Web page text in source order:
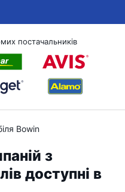
постачальників
Bowin
з
доступні в